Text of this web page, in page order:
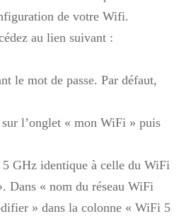
de votre Wifi.
au lien suivant :
le mot de passe. Par défaut,
l’onglet « mon WiFi » puis
GHz identique à celle du WiFi
Dans « nom du réseau WiFi
» dans la colonne « WiFi 5